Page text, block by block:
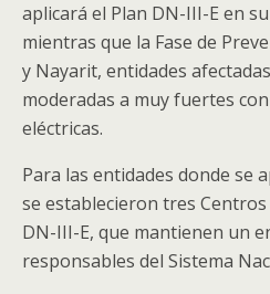
aplicará el Plan DN-III-E en
mientras que la Fase de
y Nayarit, entidades
moderadas a muy fuertes
eléctricas.
Para las entidades donde se
se establecieron tres
DN-III-E, que mantienen un
responsables del Sistema